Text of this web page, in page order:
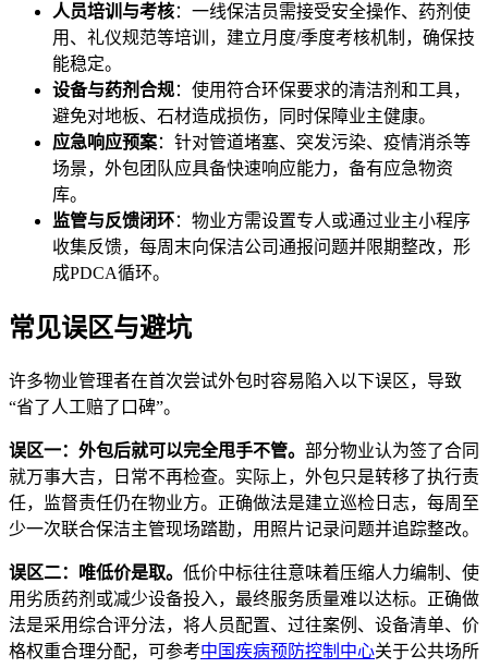
人员培训与考核：一线保洁员需接受安全操作、药剂使
用、礼仪规范等培训，建立月度/季度考核机制，确保技
能稳定。
设备与药剂合规：使用符合环保要求的清洁剂和工具，
避免对地板、石材造成损伤，同时保障业主健康。
应急响应预案：针对管道堵塞、突发污染、疫情消杀等
场景，外包团队应具备快速响应能力，备有应急物资
库。
监管与反馈闭环：物业方需设置专人或通过业主小程序
收集反馈，每周末向保洁公司通报问题并限期整改，形
成PDCA循环。
常见误区与避坑
许多物业管理者在首次尝试外包时容易陷入以下误区，导致
“省了人工赔了口碑”。
误区一：外包后就可以完全甩手不管。 部分物业认为签了合同
就万事大吉，日常不再检查。实际上，外包只是转移了执行责
任，监督责任仍在物业方。正确做法是建立巡检日志，每周至
少一次联合保洁主管现场踏勘，用照片记录问题并追踪整改。
误区二：唯低价是取。 低价中标往往意味着压缩人力编制、使
用劣质药剂或减少设备投入，最终服务质量难以达标。正确做
法是采用综合评分法，将人员配置、过往案例、设备清单、价
格权重合理分配，可参考中国疾病预防控制中心关于公共场所